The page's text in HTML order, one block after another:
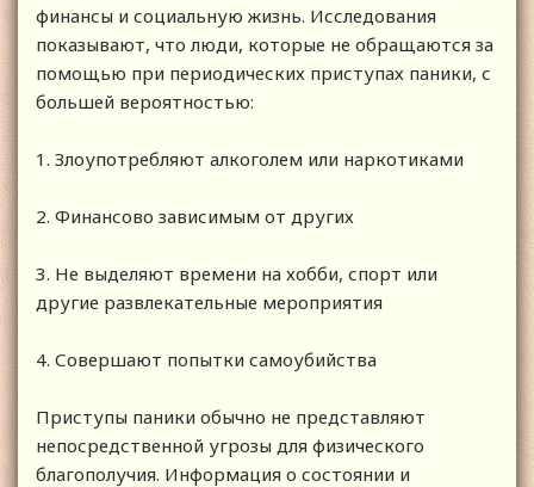
финансы и социальную жизнь. Исследования
показывают, что люди, которые не обращаются за
помощью при периодических приступах паники, с
большей вероятностью:
1. Злоупотребляют алкоголем или наркотиками
2. Финансово зависимым от других
3. Не выделяют времени на хобби, спорт или
другие развлекательные мероприятия
4. Совершают попытки самоубийства
Приступы паники обычно не представляют
непосредственной угрозы для физического
благополучия. Информация о состоянии и